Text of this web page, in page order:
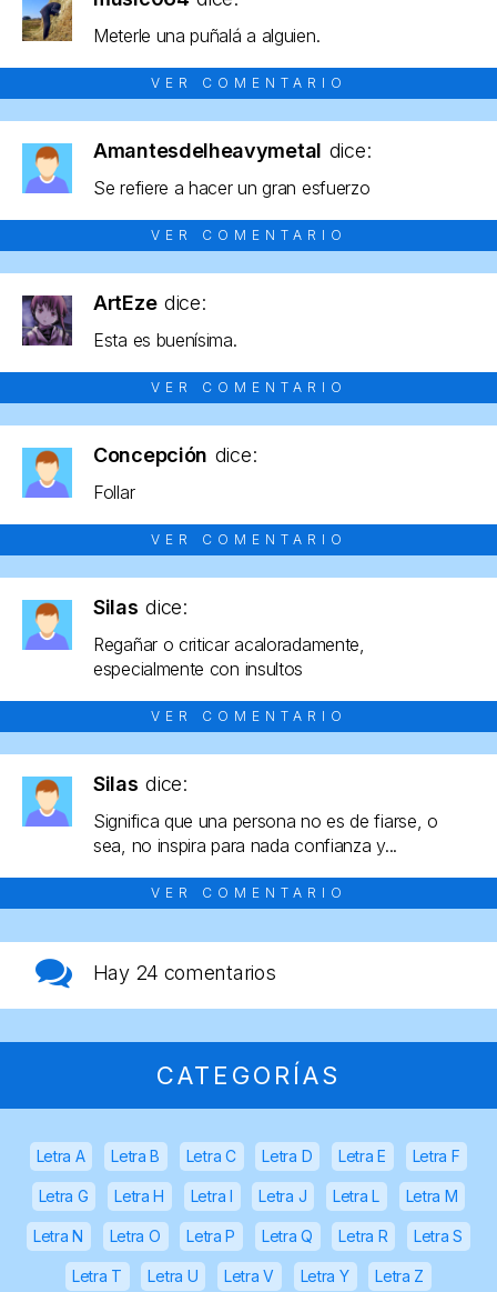
Meterle una puñalá a alguien.
VER COMENTARIO
Amantesdelheavymetal dice:
Se refiere a hacer un gran esfuerzo
VER COMENTARIO
ArtEze dice:
Esta es buenísima.
VER COMENTARIO
Concepción dice:
Follar
VER COMENTARIO
Silas dice:
Regañar o criticar acaloradamente,
especialmente con insultos
VER COMENTARIO
Silas dice:
Significa que una persona no es de fiarse, o
sea, no inspira para nada confianza y...
VER COMENTARIO
Hay 24 comentarios
CATEGORÍAS
Letra A Letra B Letra C Letra D Letra E Letra F
Letra G Letra H Letra I Letra J Letra L Letra M
Letra N Letra O Letra P Letra Q Letra R Letra S
Letra T Letra U Letra V Letra Y Letra Z